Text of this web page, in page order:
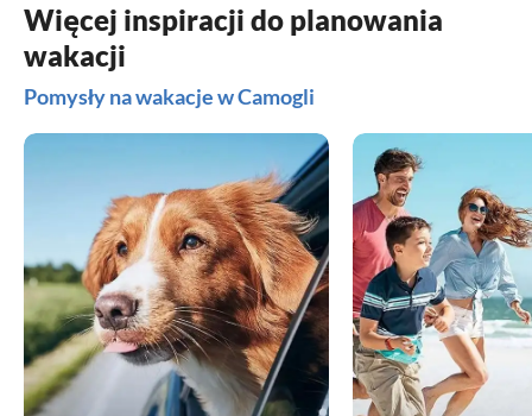
Więcej inspiracji do planowania
wakacji
Pomysły na wakacje w Camogli